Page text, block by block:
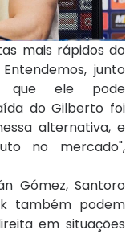
mais rápidos do
junto
que ele pode
do Gilberto foi
alternativa, e
no mercado",
Gómez, Santoro
também podem
em situações